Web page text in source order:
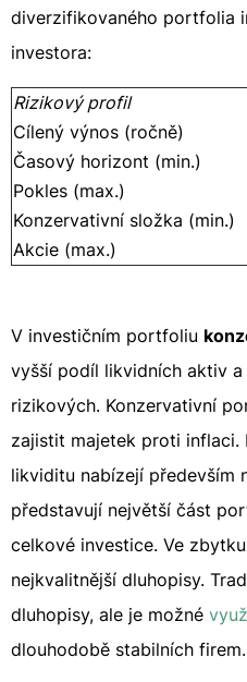
diverzifikovaného portfolia
investora:
Rizikový profil
Cílený výnos (ročně)
Časový horizont (min.)
Pokles (max.)
Konzervativní složka (min.)
Akcie (max.)
V investičním portfoliu
vyšší podíl likvidních aktiv
rizikových. Konzervativní
zajistit majetek proti inflaci.
likviditu nabízejí především
představují největší část
celkové investice. Ve
nejkvalitnější dluhopisy.
dluhopisy, ale je možné
dlouhodobě stabilních firem.